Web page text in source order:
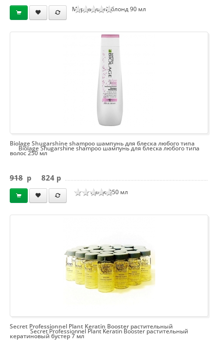
Мерцающий блонд 90 мл
Biolage Shugarshine shampoo шампунь для блеска любого типа
волос 250 мл
Biolage Shugarshine shampoo шампунь для блеска любого типа
волос 250 мл
918 p 824 p
Secret Professionnel Plant Keratin Booster растительный
Secret Professionnel Plant Keratin Booster растительный
кератиновый бустер 7 мл